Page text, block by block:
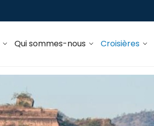
Qui sommes-nous Croisières